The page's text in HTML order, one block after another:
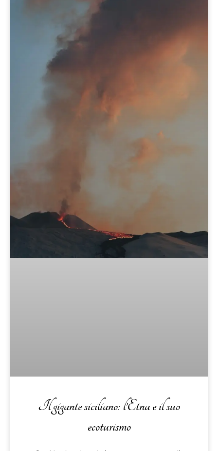
Il gigante siciliano: l’Etna e il suo
ecoturismo